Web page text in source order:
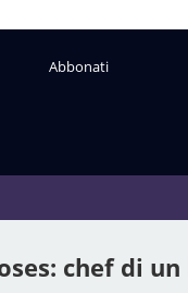
Abbonati
chef di